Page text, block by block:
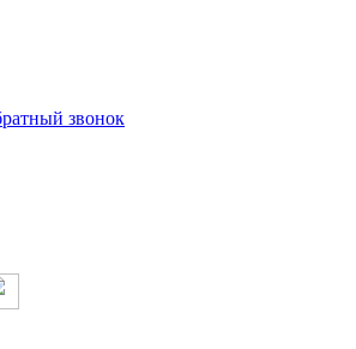
звонок